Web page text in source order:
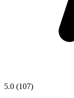
5.0 (107)